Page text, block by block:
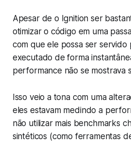
Apesar de o Ignition ser
otimizar o código em uma
com que ele possa ser
executado de forma
performance não se mostrava
Isso veio a tona com uma
eles estavam medindo a
não utilizar mais benchmarks
sintéticos (como ferramentas